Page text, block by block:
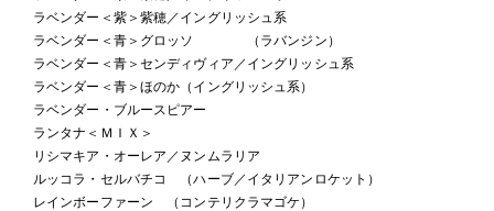
ラベンダー＜紫＞紫穂／イングリッシュ系
ラベンダー＜青＞グロッソ （ラバンジン）
ラベンダー＜青＞センディヴィア／イングリッシュ系
ラベンダー＜青＞ほのか（イングリッシュ系）
ラベンダー・ブルースピアー
ランタナ＜ＭＩＸ＞
リシマキア・オーレア／ヌンムラリア
ルッコラ・セルバチコ （ハーブ／イタリアンロケット）
レインボーファーン （コンテリクラマゴケ）